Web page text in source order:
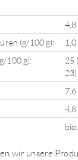
4,8
(g/100 g):
1,0
100 g):
25
23)
7,6
4,8
wir unsere